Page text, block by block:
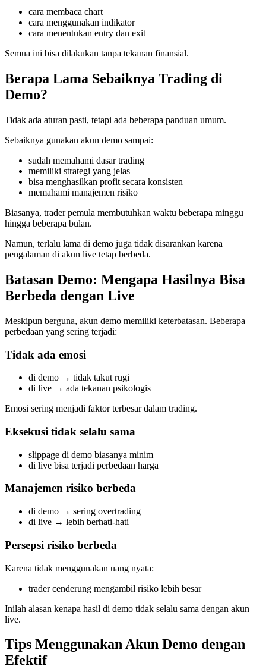
cara membaca chart
cara menggunakan indikator
cara menentukan entry dan exit
Semua ini bisa dilakukan tanpa tekanan finansial.
Berapa Lama Sebaiknya Trading di
Demo?
Tidak ada aturan pasti, tetapi ada beberapa panduan umum.
Sebaiknya gunakan akun demo sampai:
sudah memahami dasar trading
memiliki strategi yang jelas
bisa menghasilkan profit secara konsisten
memahami manajemen risiko
Biasanya, trader pemula membutuhkan waktu beberapa minggu
hingga beberapa bulan.
Namun, terlalu lama di demo juga tidak disarankan karena
pengalaman di akun live tetap berbeda.
Batasan Demo: Mengapa Hasilnya Bisa
Berbeda dengan Live
Meskipun berguna, akun demo memiliki keterbatasan. Beberapa
perbedaan yang sering terjadi:
Tidak ada emosi
di demo → tidak takut rugi
di live → ada tekanan psikologis
Emosi sering menjadi faktor terbesar dalam trading.
Eksekusi tidak selalu sama
slippage di demo biasanya minim
di live bisa terjadi perbedaan harga
Manajemen risiko berbeda
di demo → sering overtrading
di live → lebih berhati-hati
Persepsi risiko berbeda
Karena tidak menggunakan uang nyata:
trader cenderung mengambil risiko lebih besar
Inilah alasan kenapa hasil di demo tidak selalu sama dengan akun
live.
Tips Menggunakan Akun Demo dengan
Efektif